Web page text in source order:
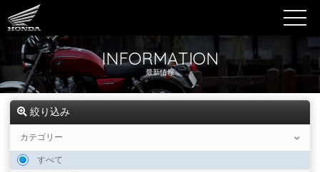
INFORMATION
最新情報
絞り込み
カテゴリー
すべて